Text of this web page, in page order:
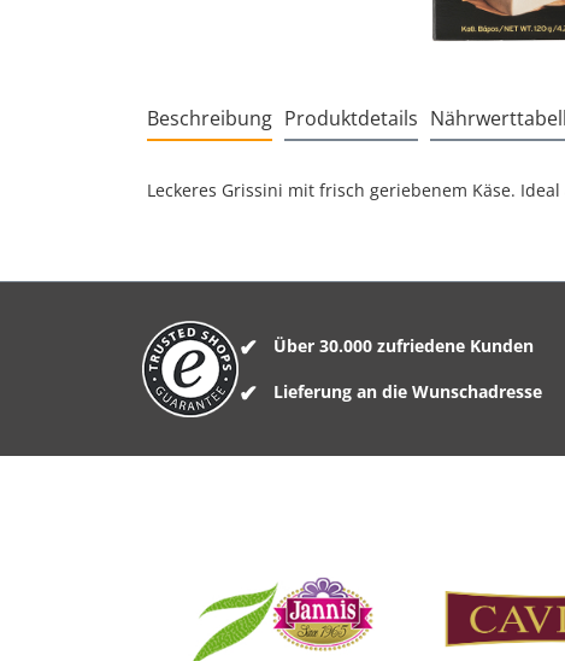
Beschreibung Produktdetails
Leckeres Grissini mit frisch geriebenem Käse.
Über 30.000 zufriedene Kunden
Lieferung an die Wunschadresse